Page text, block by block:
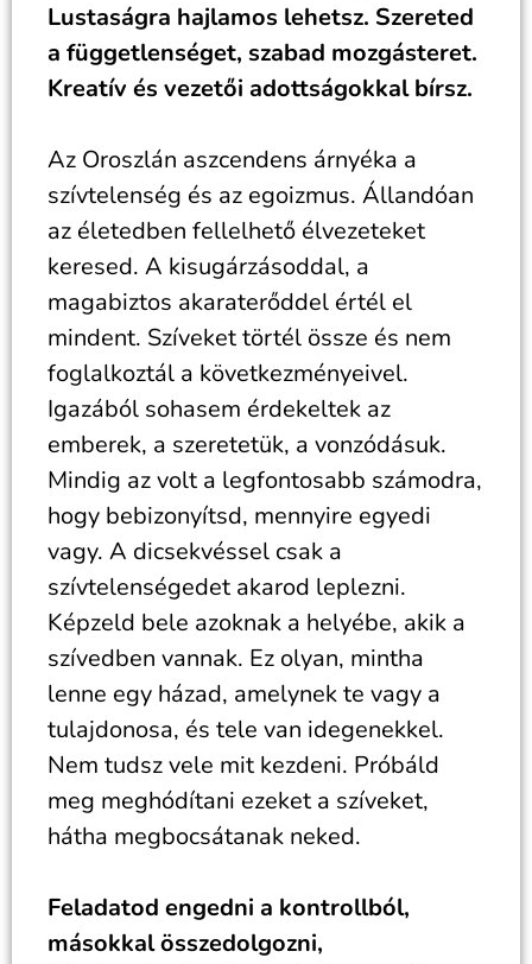
Lustaságra hajlamos lehetsz. Szereted
a függetlenséget, szabad mozgásteret.
Kreatív és vezetői adottságokkal bírsz.
Az Oroszlán aszcendens árnyéka a
szívtelenség és az egoizmus. Állandóan
az életedben fellelhető élvezeteket
keresed. A kisugárzásoddal, a
magabiztos akaraterőddel értél el
mindent. Szíveket törtél össze és nem
foglalkoztál a következményeivel.
Igazából sohasem érdekeltek az
emberek, a szeretetük, a vonzódásuk.
Mindig az volt a legfontosabb számodra,
hogy bebizonyítsd, mennyire egyedi
vagy. A dicsekvéssel csak a
szívtelenségedet akarod leplezni.
Képzeld bele azoknak a helyébe, akik a
szívedben vannak. Ez olyan, mintha
lenne egy házad, amelynek te vagy a
tulajdonosa, és tele van idegenekkel.
Nem tudsz vele mit kezdeni. Próbáld
meg meghódítani ezeket a szíveket,
hátha megbocsátanak neked.
Feladatod engedni a kontrollból,
másokkal összedolgozni,